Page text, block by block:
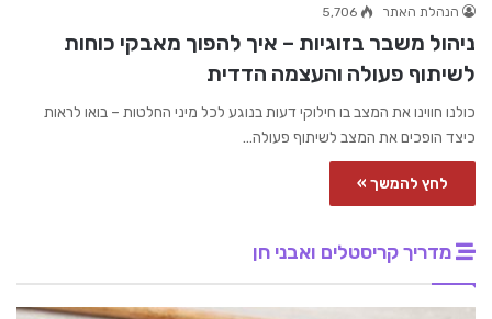
הנהלת האתר 5,706
ניהול משבר בזוגיות – איך להפוך מאבקי כוחות
לשיתוף פעולה והעצמה הדדית
כולנו חווינו את המצב בו חילוקי דעות בנוגע לכל מיני החלטות – בואו לראות
כיצד הופכים את המצב לשיתוף פעולה…
לחץ להמשך »
מדריך קריסטלים ואבני חן